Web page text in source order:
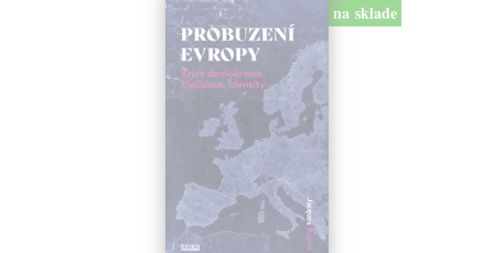
na sklade